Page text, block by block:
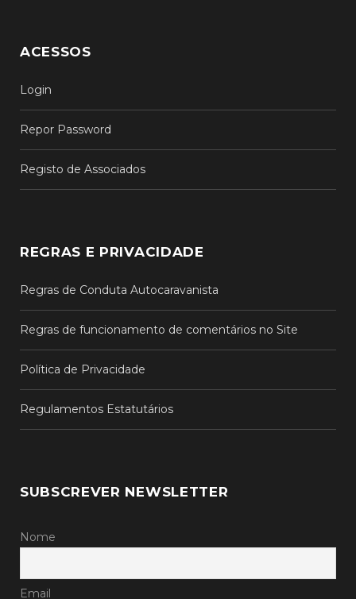
ACESSOS
Login
Repor Password
Registo de Associados
REGRAS E PRIVACIDADE
Regras de Conduta Autocaravanista
Regras de funcionamento de comentários no Site
Política de Privacidade
Regulamentos Estatutários
SUBSCREVER NEWSLETTER
Nome
Email